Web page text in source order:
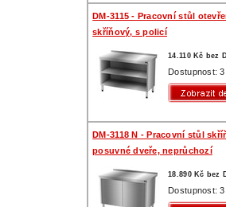
DM-3115 - Pracovní stůl
skříňový, s policí
14.110 Kč bez
Dostupnost:
DM-3118 N - Pracovní stůl
posuvné dveře, neprůchozí
18.890 Kč bez
Dostupnost: